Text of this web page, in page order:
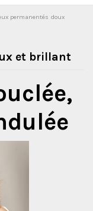
permanentés doux
et brillant